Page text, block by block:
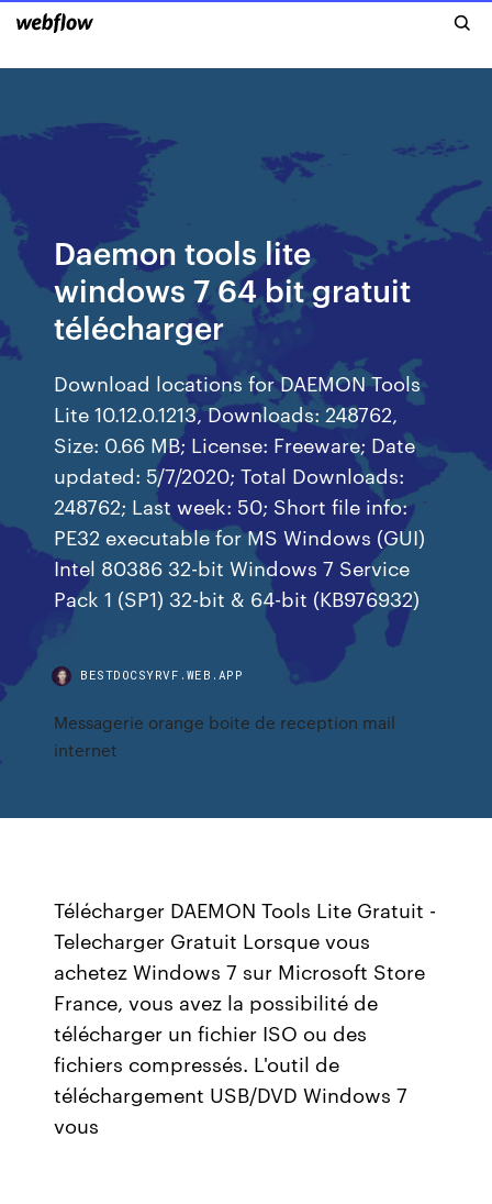
Daemon tools lite
windows 7 64 bit gratuit
télécharger
Download locations for DAEMON Tools
Lite 10.12.0.1213, Downloads: 248762,
Size: 0.66 MB; License: Freeware; Date
updated: 5/7/2020; Total Downloads:
248762; Last week: 50; Short file info:
PE32 executable for MS Windows (GUI)
Intel 80386 32-bit Windows 7 Service
Pack 1 (SP1) 32-bit & 64-bit (KB976932)
BESTDOCSYRVF.WEB.APP
Messagerie orange boite de reception mail
internet
Télécharger DAEMON Tools Lite Gratuit -
Telecharger Gratuit Lorsque vous
achetez Windows 7 sur Microsoft Store
France, vous avez la possibilité de
télécharger un fichier ISO ou des
fichiers compressés. L'outil de
téléchargement USB/DVD Windows 7
vous